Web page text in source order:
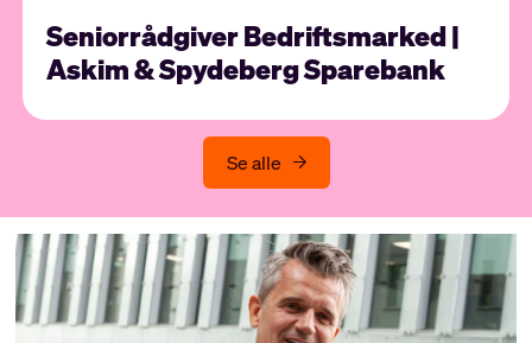
Seniorrådgiver Bedriftsmarked |
Askim & Spydeberg Sparebank
Se alle